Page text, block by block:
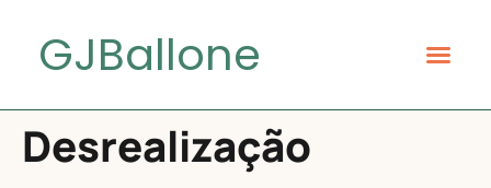
GJBallone
Desrealização